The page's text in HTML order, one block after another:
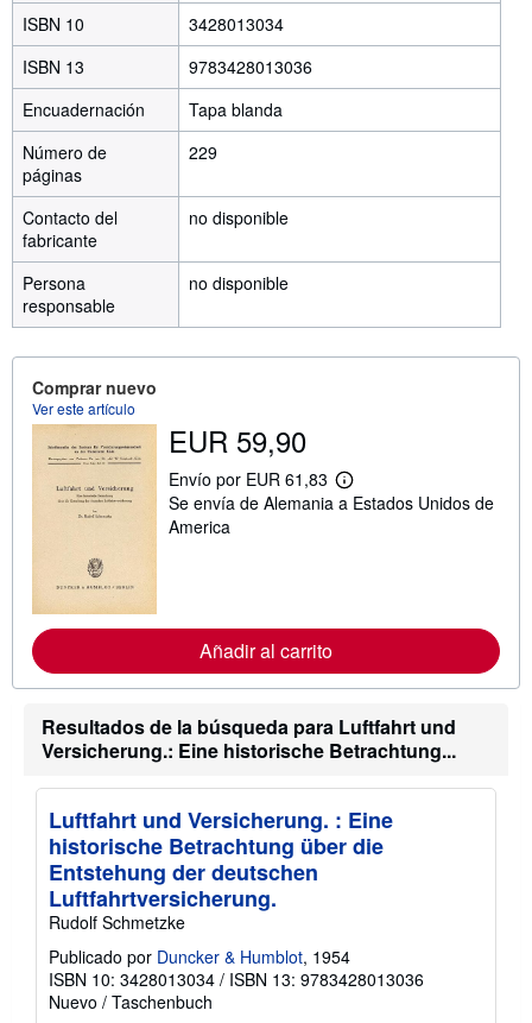
ISBN 10
3428013034
ISBN 13
9783428013036
Encuadernación
Tapa blanda
Número de
páginas
229
Contacto del
fabricante
no disponible
Persona
responsable
no disponible
Comprar nuevo
Ver este artículo
EUR 59,90
Envío por EUR 61,83
M
á
m
n
s
o
r
a
f
a
s
Se envía de Alemania a Estados Unidos de
America
Añadir al carrito
Resultados de la búsqueda para Luftfahrt und
Versicherung.: Eine historische Betrachtung...
Luftfahrt und Versicherung. : Eine
historische Betrachtung über die
Entstehung der deutschen
Luftfahrtversicherung.
Rudolf Schmetzke
Publicado por Duncker & Humblot, 1954
ISBN 10: 3428013034 / ISBN 13: 9783428013036
Nuevo / Taschenbuch